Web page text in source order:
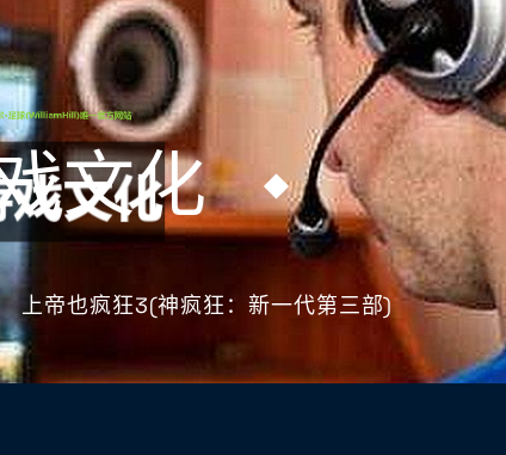
文化
上帝也疯狂3(神疯狂：新一代第三部)